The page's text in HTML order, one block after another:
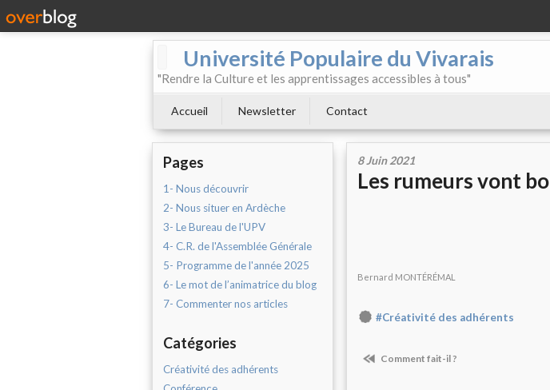
Université Populaire du Vivarais
"Rendre la Culture et les apprentissages accessibles à tous"
Accueil Newsletter Contact
Pages
1- Nous découvrir
2- Nous situer en Ardèche
3- Le Bureau de l'UPV
4- C.R. de l'Assemblée Générale
5- Programme de l'année 2025
6- Le mot de l’animatrice du blog
7- Commenter nos articles
Catégories
Créativité des adhérents
8 Juin 2021
Les rumeurs vont
Bernard MONTÉRÉMAL
#Créativité des adhérents
Comment fait-il ?